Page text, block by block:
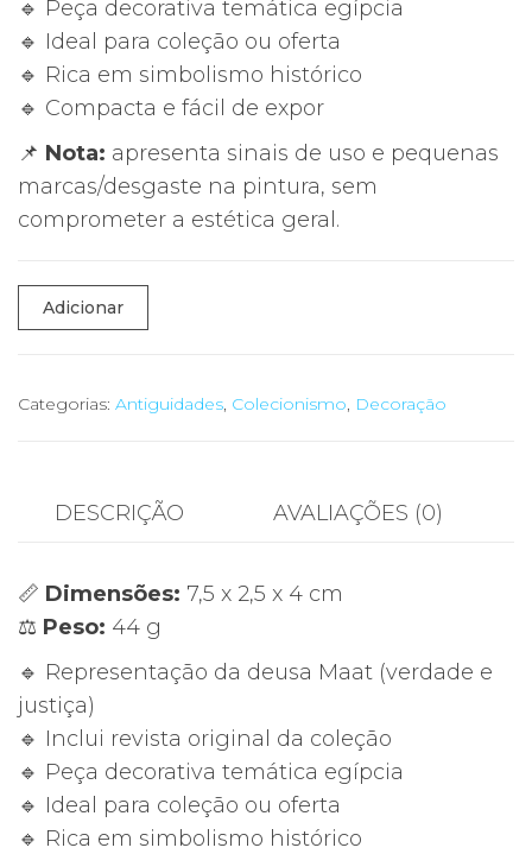
🔹 Peça decorativa temática egípcia
🔹 Ideal para coleção ou oferta
🔹 Rica em simbolismo histórico
🔹 Compacta e fácil de expor
📌 Nota: apresenta sinais de uso e pequenas
marcas/desgaste na pintura, sem
comprometer a estética geral.
Quantidade
de
Estatueta
dos
Deuses
Egípcios”
–
Salvat
Adicionar
Categorias: Antiguidades, Colecionismo, Decoração
DESCRIÇÃO AVALIAÇÕES (0)
📏 Dimensões: 7,5 x 2,5 x 4 cm
⚖️ Peso: 44 g
🔹 Representação da deusa Maat (verdade e
justiça)
🔹 Inclui revista original da coleção
🔹 Peça decorativa temática egípcia
🔹 Ideal para coleção ou oferta
🔹 Rica em simbolismo histórico